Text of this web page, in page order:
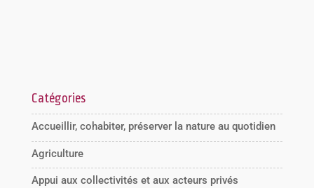
Catégories
Accueillir, cohabiter, préserver la nature au quotidien
Agriculture
Appui aux collectivités et aux acteurs privés